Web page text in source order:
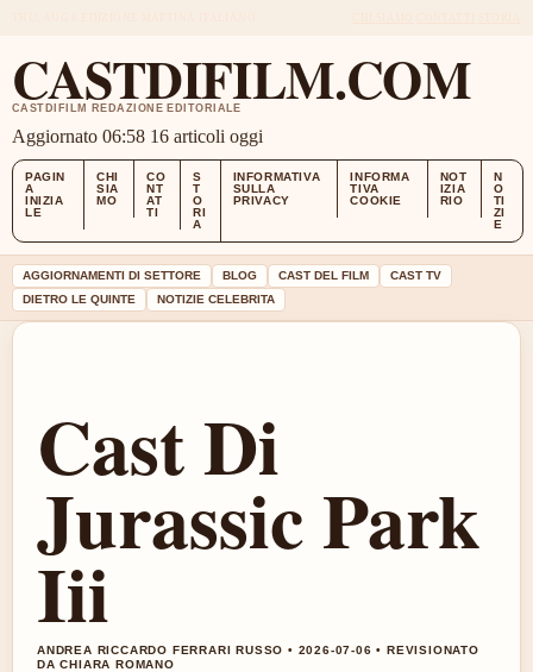
CASTDIFILM.COM
CASTDIFILM REDAZIONE EDITORIALE
Aggiornato 06:58 16 articoli oggi
PAGIN
A
INIZIA
LE
CHI
SIA
MO
CO
NT
AT
TI
S
T
O
RI
A
INFORMATIVA
SULLA
PRIVACY
INFORMA
TIVA
COOKIE
NOT
IZIA
RIO
N
O
TI
ZI
E
AGGIORNAMENTI DI SETTORE BLOG CAST DEL FILM
CAST TV
DIETRO LE QUINTE
NOTIZIE CELEBRITA
Cast Di
Jurassic Park
Iii
ANDREA RICCARDO FERRARI RUSSO • 2026-07-06 • REVISIONATO
DA CHIARA ROMANO